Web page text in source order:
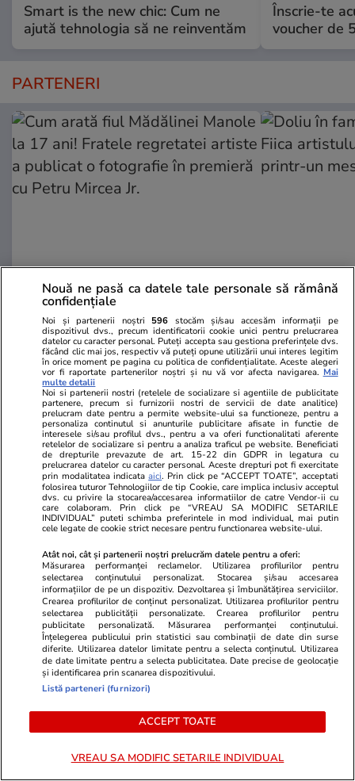
Smart is the new chic: Cum ne
ajută tehnologia să ne reinventăm
Înscrie-te
voucher de
PARTENERI
Wowbiz.ro
Cum arată fiul Mădălinei Manole
la 17 ani! Fratele regretatei
artiste a publicat o fotografie în
premieră cu Petru Mircea Jr.
Redactia.ro
Doliu în
Fiica
bun printr-
POLITIC
Analiză
Politică 21 iul.
Judecătorii și procurorii, arși la
buzunar pe noua lege a
salarizării. Diminuare de până la
15.000 de lei
Politică 21 iul.
Sorin Grindeanu spune că PSD
nu va da „pe mâna inculpatului
Ciprian Ciucu” autorizațiile de
construire din București
Nouă ne pasă ca datele tale personale să rămână
confidențiale
Noi și partenerii noștri 596 stocăm și/sau accesăm informații pe
dispozitivul dvs., precum identificatorii cookie unici pentru prelucrarea
datelor cu caracter personal. Puteți accepta sau gestiona preferințele dvs.
făcând clic mai jos, respectiv vă puteți opune utilizării unui interes legitim
în orice moment pe pagina cu politica de confidențialitate. Aceste alegeri
vor fi raportate partenerilor noștri și nu vă vor afecta navigarea. Mai
multe detalii
Noi si partenerii nostri (retelele de socializare si agentiile de publicitate
partenere, precum si furnizorii nostri de servicii de date analitice)
prelucram date pentru a permite website-ului sa functioneze, pentru a
personaliza continutul si anunturile publicitare afisate in functie de
interesele si/sau profilul dvs., pentru a va oferi functionalitati aferente
retelelor de socializare si pentru a analiza traficul pe website. Beneficiati
de drepturile prevazute de art. 15-22 din GDPR in legatura cu
prelucrarea datelor cu caracter personal. Aceste drepturi pot fi exercitate
prin modalitatea indicataaici. Prin click pe “ACCEPT TOATE”, acceptati
folosirea tuturor Tehnologiilor de tip Cookie, care implica inclusiv acceptul
dvs. cu privire la stocarea/accesarea informatiilor de catre Vendor-ii cu
care colaboram. Prin click pe “VREAU SA MODIFIC SETARILE
INDIVIDUAL” puteti schimba preferintele in mod individual, mai putin
cele legate de cookie strict necesare pentru functionarea website-ului.
Atât noi, cât și partenerii noștri prelucrăm datele pentru a oferi:
Măsurarea performanței reclamelor. Utilizarea profilurilor pentru
selectarea conținutului personalizat. Stocarea și/sau accesarea
informațiilor de pe un dispozitiv. Dezvoltarea și îmbunătățirea serviciilor.
Crearea profilurilor de conținut personalizat. Utilizarea profilurilor pentru
selectarea publicității personalizate. Crearea profilurilor pentru
publicitate personalizată. Măsurarea performanței conținutului.
Înțelegerea publicului prin statistici sau combinații de date din surse
diferite. Utilizarea datelor limitate pentru a selecta conținutul. Utilizarea
de date limitate pentru a selecta publicitatea. Date precise de geolocație
și identificarea prin scanarea dispozitivului.
Listă parteneri (furnizori)
ACCEPT TOATE
VREAU SA MODIFIC SETARILE INDIVIDUAL